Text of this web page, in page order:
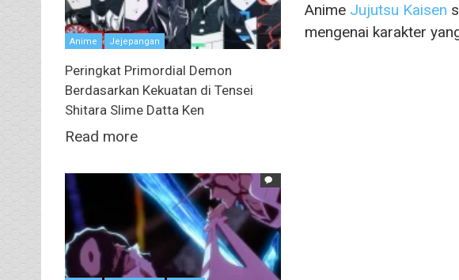
Anime Jujutsu Kaisen
mengenai karakter
Anime Jejepangan
Peringkat Primordial Demon
Berdasarkan Kekuatan di Tensei
Shitara Slime Datta Ken
Read more